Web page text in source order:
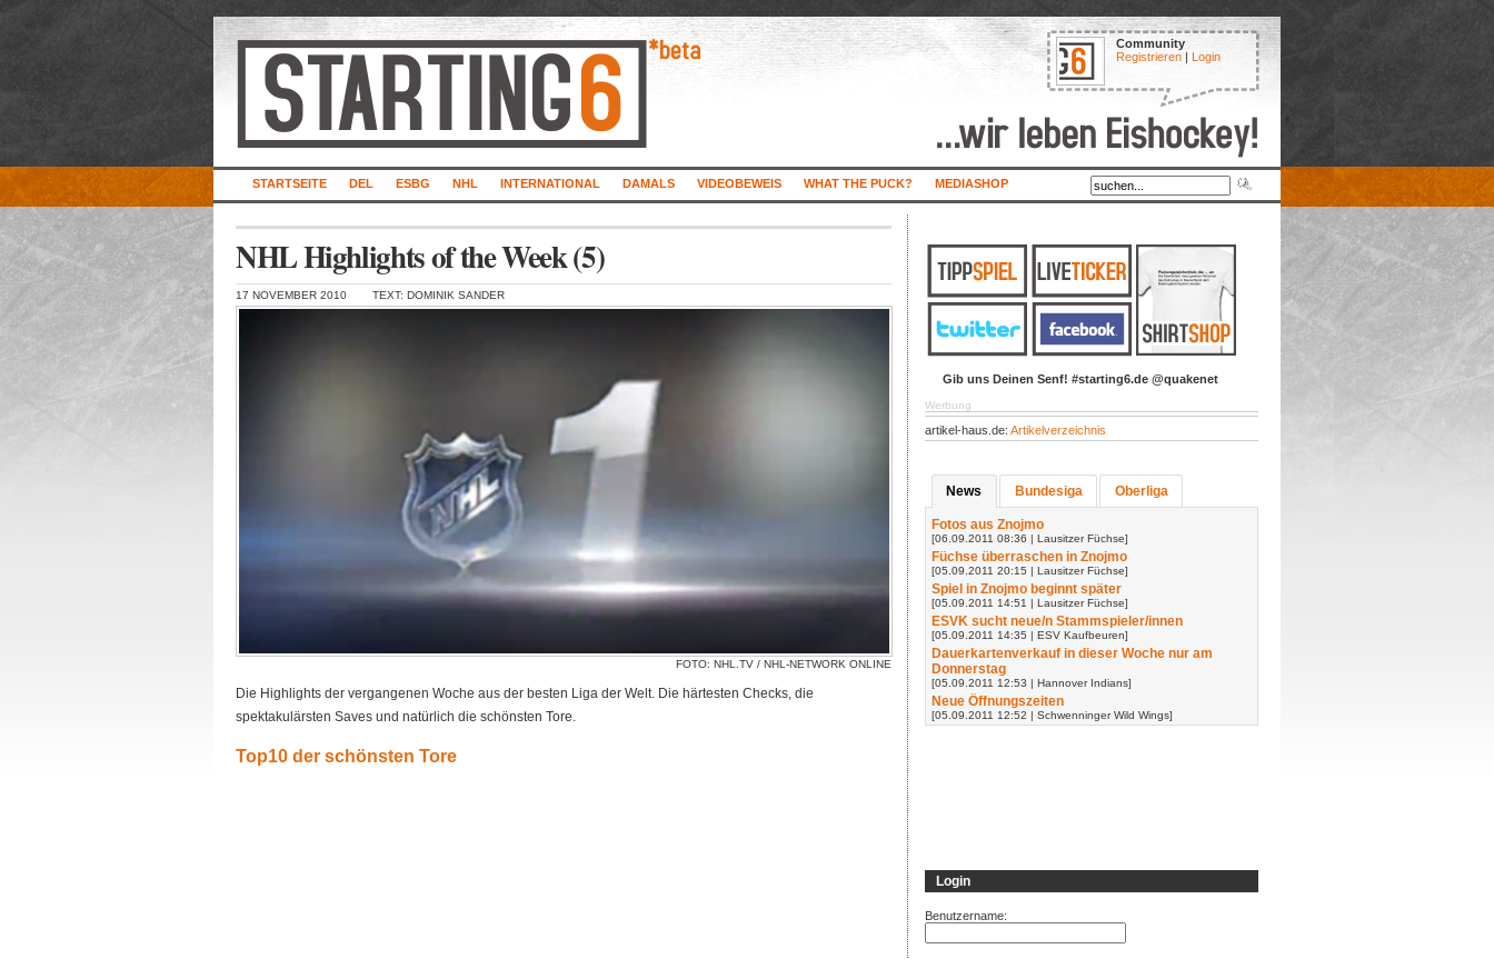
Community
Registrieren | Login
STARTSEITE DEL ESBG NHL INTERNATIONAL DAMALS VIDEOBEWEIS WHAT THE PUCK? MEDIASHOP
NHL Highlights of the Week (5)
17 NOVEMBER 2010 TEXT: DOMINIK SANDER
FOTO: NHL.TV / NHL-NETWORK ONLINE
Die Highlights der vergangenen Woche aus der besten Liga der Welt. Die härtesten Checks, die
spektakulärsten Saves und natürlich die schönsten Tore.
Top10 der schönsten Tore
Gib uns Deinen Senf! #starting6.de @quakenet
Werbung
artikel-haus.de: Artikelverzeichnis
News Bundesiga Oberliga
Fotos aus Znojmo
[06.09.2011 08:36 | Lausitzer Füchse]
Füchse überraschen in Znojmo
[05.09.2011 20:15 | Lausitzer Füchse]
Spiel in Znojmo beginnt später
[05.09.2011 14:51 | Lausitzer Füchse]
ESVK sucht neue/n Stammspieler/innen
[05.09.2011 14:35 | ESV Kaufbeuren]
Dauerkartenverkauf in dieser Woche nur am
Donnerstag
[05.09.2011 12:53 | Hannover Indians]
Neue Öffnungszeiten
[05.09.2011 12:52 | Schwenninger Wild Wings]
Login
Benutzername: